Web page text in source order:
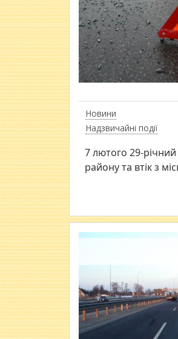
Новини
Надзвичайні події
7 лютого 29-річний
району та втік з